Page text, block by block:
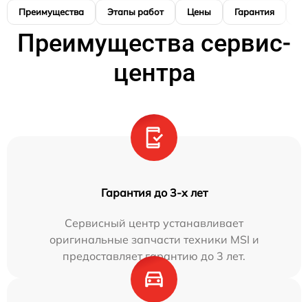
Преимущества Этапы работ Цены Гарантия
Преимущества сервис-
центра
Гарантия до 3-х лет
Сервисный центр устанавливает
оригинальные запчасти техники MSI и
предоставляет гарантию до 3 лет.